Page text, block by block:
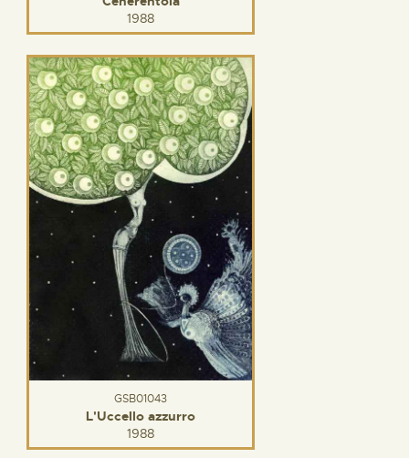
1988
GSB01043
L'Uccello azzurro
1988